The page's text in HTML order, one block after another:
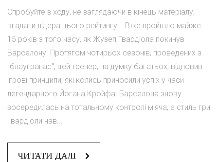
Спробуйте з ходу, не заглядаючи в кінець матеріалу,
вгадати лідера цього рейтингу... Вже пройшло майже
15 років з того часу, як Жузеп Гвардіола покинув
Барселону. Протягом чотирьох сезонів, проведених з
"блаугранас", цей тренер, на думку багатьох, відновив
ігрові принципи, які колись приносили успіх у часи
легендарного Йогана Кройфа. Барселона знову
зосередилась на тотальному контролі м'яча, а стиль гри
Гвардіоли нав...
ЧИТАТИ ДАЛІ